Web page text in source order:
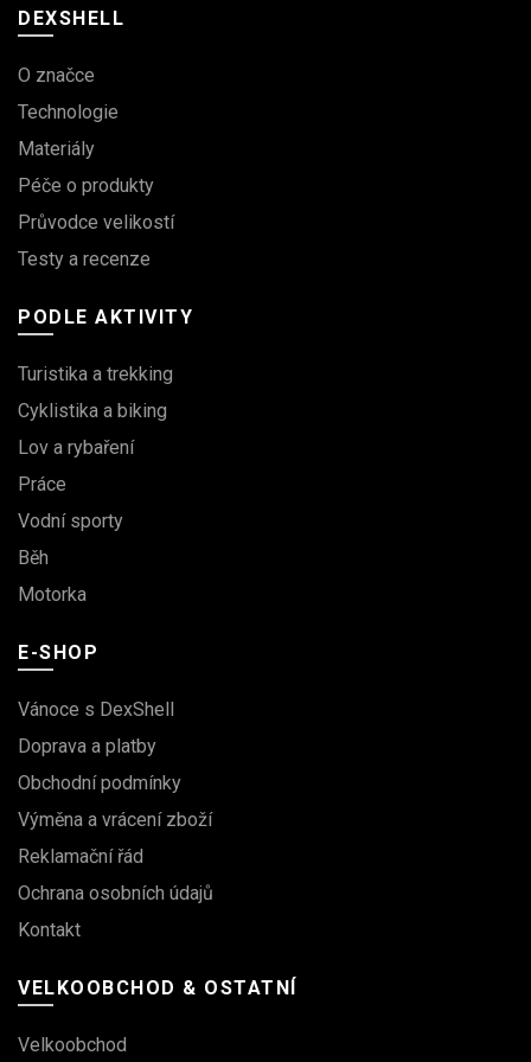
DEXSHELL
O značce
Technologie
Materiály
Péče o produkty
Průvodce velikostí
Testy a recenze
PODLE AKTIVITY
Turistika a trekking
Cyklistika a biking
Lov a rybaření
Práce
Vodní sporty
Běh
Motorka
E-SHOP
Vánoce s DexShell
Doprava a platby
Obchodní podmínky
Výměna a vrácení zboží
Reklamační řád
Ochrana osobních údajů
Kontakt
VELKOOBCHOD & OSTATNÍ
Velkoobchod